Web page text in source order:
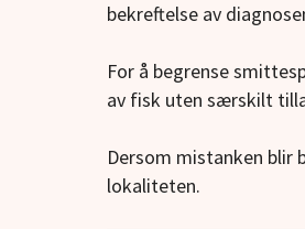
bekreftelse av
For å begrense
av fisk uten særskilt
Dersom mistanken
lokaliteten.